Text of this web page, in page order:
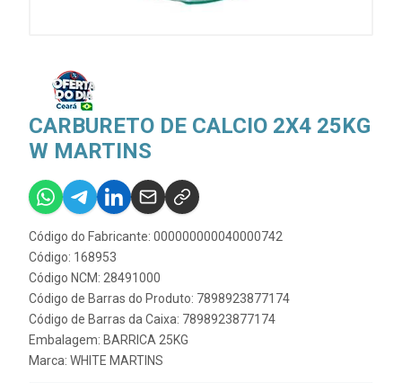
CARBURETO DE CALCIO 2X4 25KG
W MARTINS
Código do Fabricante: 000000000040000742
Código: 168953
Código NCM: 28491000
Código de Barras do Produto: 7898923877174
Código de Barras da Caixa: 7898923877174
Embalagem: BARRICA 25KG
Marca: WHITE MARTINS